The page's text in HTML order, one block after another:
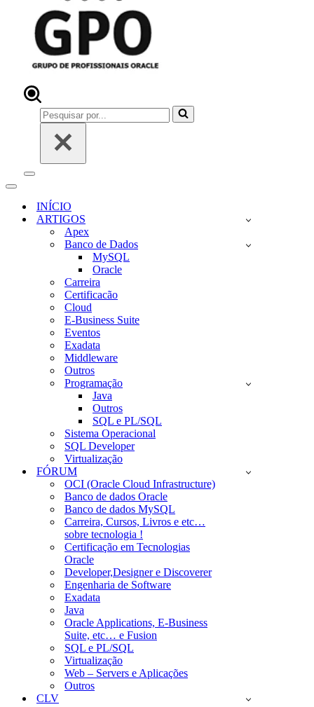
Pesquisar
por...
Menu
navegação
Menu
navegaçãoINÍCIO
ARTIGOS
Apex
Banco de Dados
MySQL
Oracle
Carreira
Certificacão
Cloud
E-Business Suite
Eventos
Exadata
Middleware
Outros
Programação
Java
Outros
SQL e PL/SQL
Sistema Operacional
SQL Developer
Virtualização
FÓRUM
OCI (Oracle Cloud Infrastructure)
Banco de dados Oracle
Banco de dados MySQL
Carreira, Cursos, Livros e etc…
sobre tecnologia !
Certificação em Tecnologias
Oracle
Developer,Designer e Discoverer
Engenharia de Software
Exadata
Java
Oracle Applications, E-Business
Suite, etc… e Fusion
SQL e PL/SQL
Virtualização
Web – Servers e Aplicações
Outros
CLV